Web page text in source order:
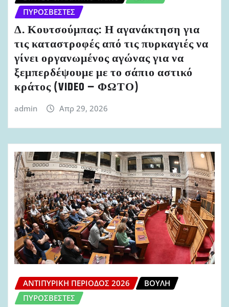
ΠΥΡΟΣΒΈΣΤΕΣ
Δ. Κουτσούμπας: Η αγανάκτηση για
τις καταστροφές από τις πυρκαγιές να
γίνει οργανωμένος αγώνας για να
ξεμπερδέψουμε με το σάπιο αστικό
κράτος (VIDEO – ΦΩΤΟ)
admin Απρ 29, 2026
ΑΝΤΙΠΥΡΙΚΉ ΠΕΡΊΟΔΟΣ 2026
ΒΟΥΛΉ
ΠΥΡΟΣΒΈΣΤΕΣ